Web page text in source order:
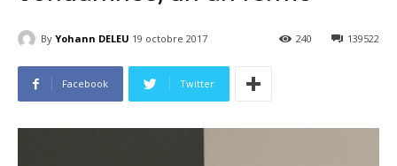
By Yohann DELEU 19 octobre 2017 139522
240
Facebook Twitter